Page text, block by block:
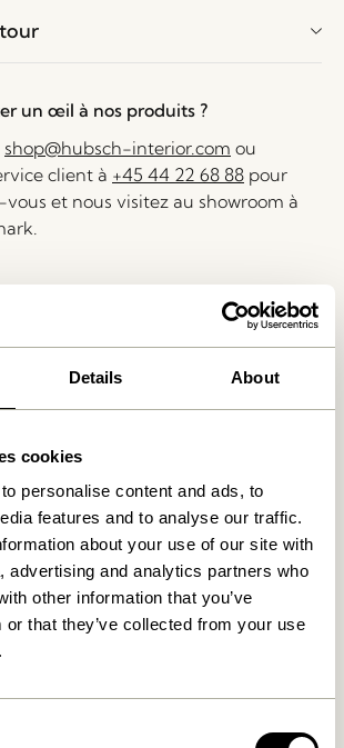
Details About
cookies
personalise content and ads, to
features and to analyse our traffic.
about your use of our site with
advertising and analytics partners who
other information that you’ve
or that they’ve collected from your use
un œil à nos produits ?
shop@hubsch-interior.com ou
client à +45 44 22 68 88 pour
et nous visitez au showroom à
ouvrables
à partir de499 DKK*